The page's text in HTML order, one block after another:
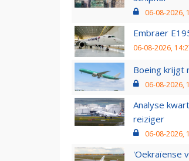
06-08-2026,
Embraer
06-08-2026,
Boeing krijgt
06-08-2026,
Analyse
reiziger
06-08-2026,
'Oekraïense